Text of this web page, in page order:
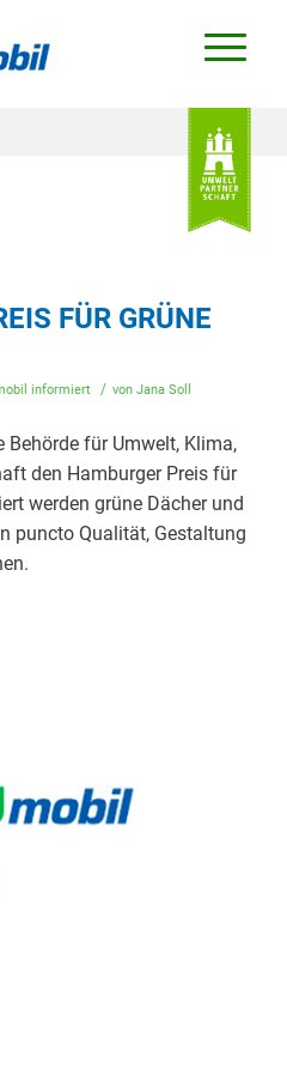
FÜR GRÜNE
informiert / von Jana Soll
für Umwelt, Klima,
den Hamburger Preis für
werden grüne Dächer und
puncto Qualität, Gestaltung